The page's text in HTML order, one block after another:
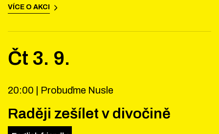
VÍCE O AKCI
Čt 3. 9.
20:00 | Probuďme Nusle
Raději zešílet v divočině